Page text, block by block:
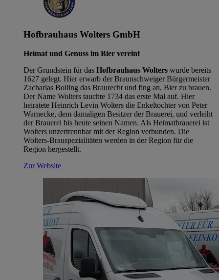
Hofbrauhaus Wolters GmbH
Heimat und Genuss im Bier vereint
Der Grundstein für das Hofbrauhaus Wolters wurde bereits
1627 gelegt. Hier erwarb der Braunschweiger Bürgermeister
Zacharias Boiling das Braurecht und fing an, Bier zu brauen.
Der Name Wolters tauchte 1734 das erste Mal auf. Hier
heiratete Heinrich Levin Wolters die Enkeltochter von Peter
Warnecke, dem damaligen Besitzer der Brauerei, und verleiht
der Brauerei bis heute seinen Namen. Als Heimatbrauerei ist
Wolters unzertrennbar mit der Region verbunden. Die
Wolters-Brauspezialitäten werden in der Region für die
Region hergestellt.
Zur Website